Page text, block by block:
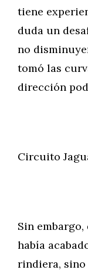
tiene
duda un
no
tomó las
dirección
Circuito
Sin
había
rindiera,